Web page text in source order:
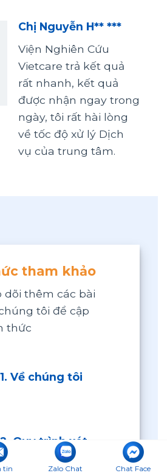
Chị Nguyễn H** ***
Viện Nghiên Cứu
Vietcare trả kết quả
rất nhanh, kết quả
được nhận ngay trong
ngày, tôi rất hài lòng
về tốc độ xử lý Dịch
vụ của trung tâm.
tham khảo
dõi thêm các bài
tôi để cập
thức
1. Về chúng tôi
2. Quy trình xét
nghiệm ADN huyết
tin Zalo Chat Chat Face